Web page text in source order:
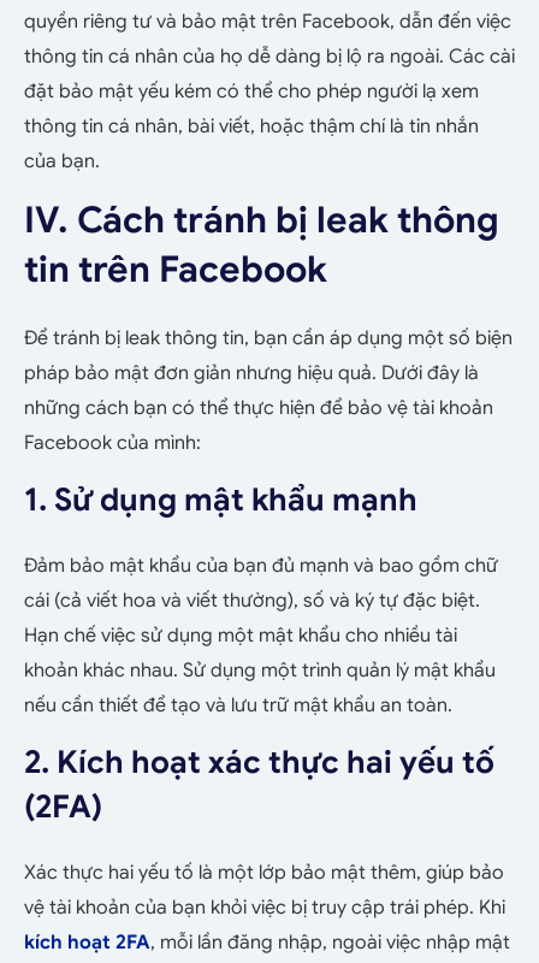
quyền riêng tư và bảo mật trên Facebook, dẫn đến việc
thông tin cá nhân của họ dễ dàng bị lộ ra ngoài. Các cài
đặt bảo mật yếu kém có thể cho phép người lạ xem
thông tin cá nhân, bài viết, hoặc thậm chí là tin nhắn
của bạn.
IV. Cách tránh bị leak thông
tin trên Facebook
Để tránh bị leak thông tin, bạn cần áp dụng một số biện
pháp bảo mật đơn giản nhưng hiệu quả. Dưới đây là
những cách bạn có thể thực hiện để bảo vệ tài khoản
Facebook của mình:
1. Sử dụng mật khẩu mạnh
Đảm bảo mật khẩu của bạn đủ mạnh và bao gồm chữ
cái (cả viết hoa và viết thường), số và ký tự đặc biệt.
Hạn chế việc sử dụng một mật khẩu cho nhiều tài
khoản khác nhau. Sử dụng một trình quản lý mật khẩu
nếu cần thiết để tạo và lưu trữ mật khẩu an toàn.
2. Kích hoạt xác thực hai yếu tố
(2FA)
Xác thực hai yếu tố là một lớp bảo mật thêm, giúp bảo
vệ tài khoản của bạn khỏi việc bị truy cập trái phép. Khi
kích hoạt 2FA, mỗi lần đăng nhập, ngoài việc nhập mật